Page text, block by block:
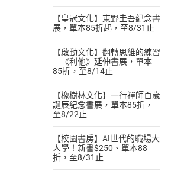
【皇冠文化】東野圭吾紀念書
展，單本85折起，至8/31止
【啟動文化】翻轉思維的練習
－《利他》延伸書展，單本
85折，至8/14止
【橡樹林文化】一行禪師百歲
誕辰紀念書展，單本85折，
至8/22止
【校園書房】AI世代的職場大
人學！新書$250、單本88
折，至8/31止